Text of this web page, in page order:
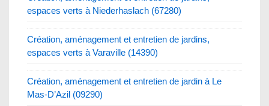
espaces verts à Niederhaslach (67280)
Création, aménagement et entretien de jardins,
espaces verts à Varaville (14390)
Création, aménagement et entretien de jardin à Le
Mas-D’Azil (09290)